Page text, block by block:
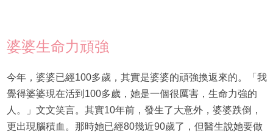
婆婆生命力頑強
今年，婆婆已經100多歲，其實是婆婆的頑強換返來的。「我
覺得婆婆現在活到100多歲，她是一個很厲害，生命力強的
人。」文文笑言。其實10年前，發生了大意外，婆婆跌倒，
更出現腦積血。那時她已經80幾近90歲了，但醫生說她要做